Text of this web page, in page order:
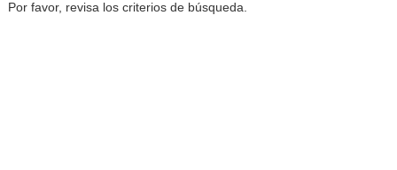
Por favor, revisa los criterios de búsqueda.